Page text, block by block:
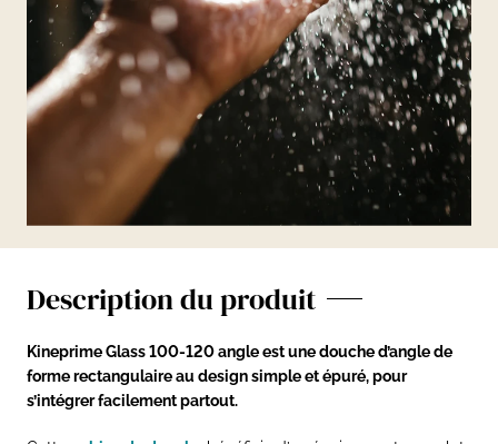
Description du produit
Kineprime Glass 100-120 angle est une douche d’angle de
forme rectangulaire au design simple et épuré, pour
s’intégrer facilement partout.